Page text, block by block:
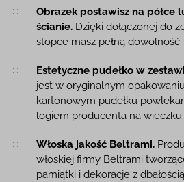
Obrazek postawisz na półce
ścianie.Dzięki dołączonej do
stopce masz pełną dowolność.
Estetyczne pudełko w
jest w oryginalnym
kartonowym pudełku
logiem producenta na wieczku.
Włoska jakość Beltrami.
włoskiej firmy Beltrami
pamiątki i dekoracje z